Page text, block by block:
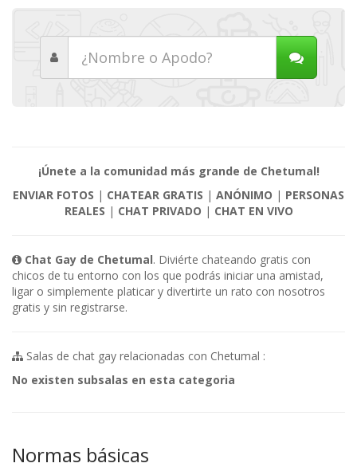
¡Únete a la comunidad más grande de Chetumal!
ENVIAR FOTOS | CHATEAR GRATIS | ANÓNIMO | PERSONAS
REALES | CHAT PRIVADO | CHAT EN VIVO
Chat Gay de Chetumal. Diviérte chateando gratis con
chicos de tu entorno con los que podrás iniciar una amistad,
ligar o simplemente platicar y divertirte un rato con nosotros
gratis y sin registrarse.
Salas de chat gay relacionadas con Chetumal :
No existen subsalas en esta categoria
Normas básicas